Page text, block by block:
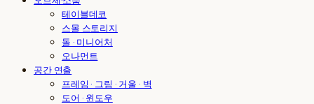
테이블데코
스몰 스토리지
돌 · 미니어처
오나먼트
공간 연출
프레임 · 그림 · 거울 · 벽
도어 · 윈도우